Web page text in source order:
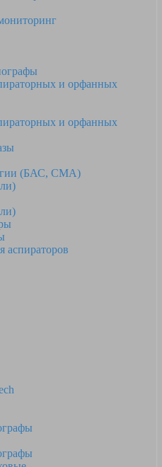
и орфанных
и орфанных
(БАС, СМА)
аспираторов